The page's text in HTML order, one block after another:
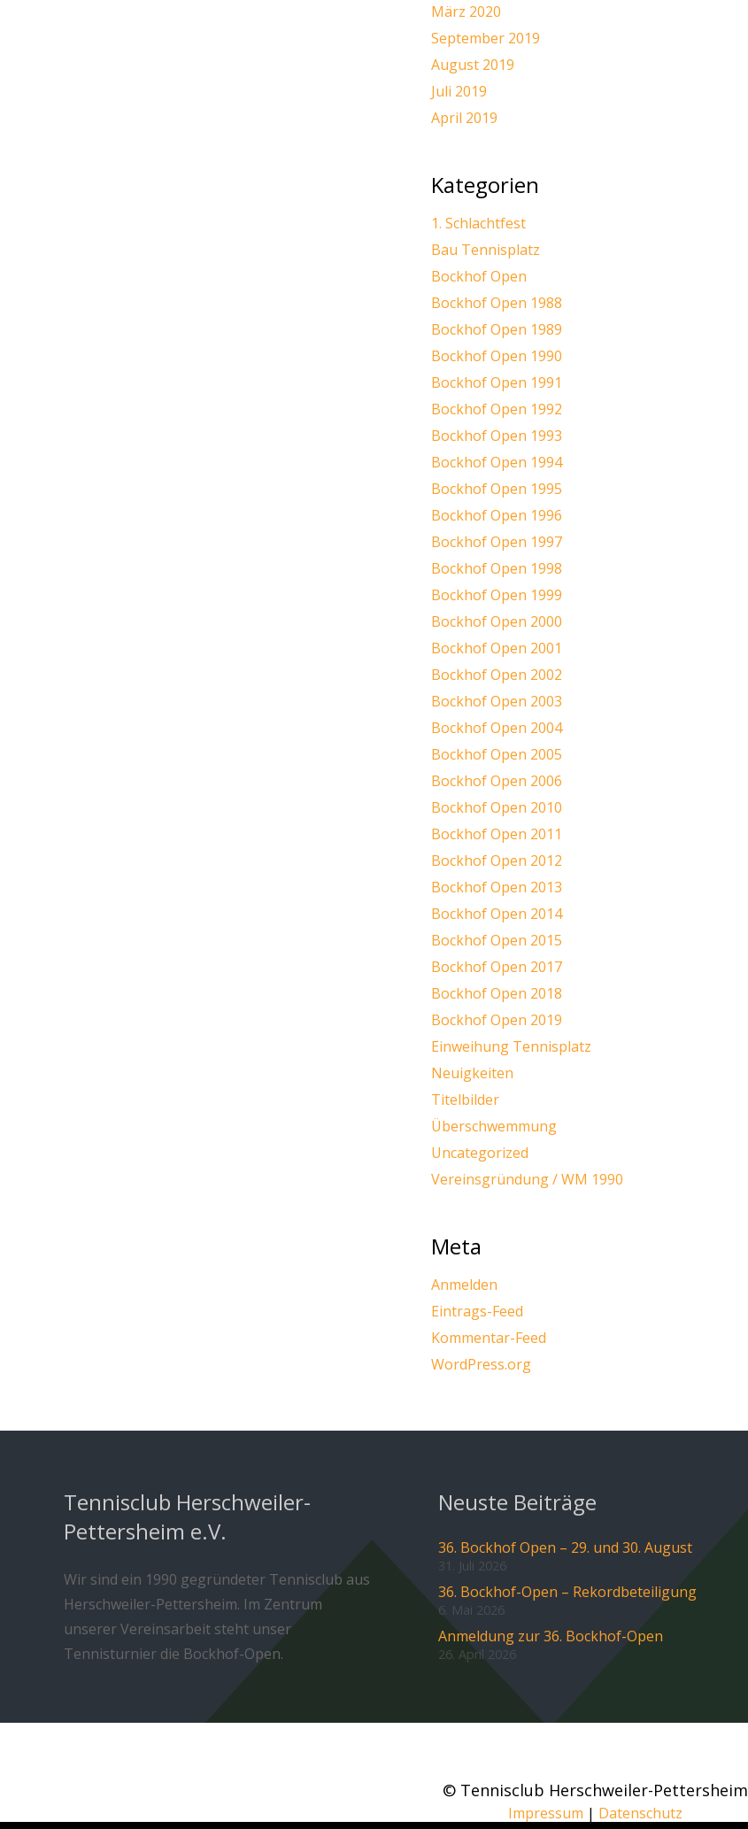
März 2020
September 2019
August 2019
Juli 2019
April 2019
Kategorien
1. Schlachtfest
Bau Tennisplatz
Bockhof Open
Bockhof Open 1988
Bockhof Open 1989
Bockhof Open 1990
Bockhof Open 1991
Bockhof Open 1992
Bockhof Open 1993
Bockhof Open 1994
Bockhof Open 1995
Bockhof Open 1996
Bockhof Open 1997
Bockhof Open 1998
Bockhof Open 1999
Bockhof Open 2000
Bockhof Open 2001
Bockhof Open 2002
Bockhof Open 2003
Bockhof Open 2004
Bockhof Open 2005
Bockhof Open 2006
Bockhof Open 2010
Bockhof Open 2011
Bockhof Open 2012
Bockhof Open 2013
Bockhof Open 2014
Bockhof Open 2015
Bockhof Open 2017
Bockhof Open 2018
Bockhof Open 2019
Einweihung Tennisplatz
Neuigkeiten
Titelbilder
Überschwemmung
Uncategorized
Vereinsgründung / WM 1990
Meta
Anmelden
Eintrags-Feed
Kommentar-Feed
WordPress.org
Tennisclub Herschweiler-
Pettersheim e.V.
Wir sind ein 1990 gegründeter Tennisclub aus
Herschweiler-Pettersheim. Im Zentrum
unserer Vereinsarbeit steht unser
Tennisturnier die Bockhof-Open.
Neuste Beiträge
36. Bockhof Open – 29. und 30. August
31. Juli 2026
36. Bockhof-Open – Rekordbeteiligung
6. Mai 2026
Anmeldung zur 36. Bockhof-Open
26. April 2026
© Tennisclub Herschweiler-Pettersheim
Impressum | Datenschutz